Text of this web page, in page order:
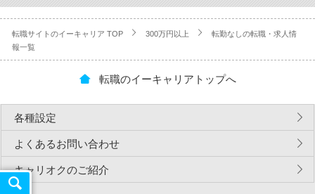
転職サイトのイーキャリア TOP 300万円以上
転勤なしの転職・求人情
報一覧
転職のイーキャリアトップへ
各種設定
よくあるお問い合わせ
キャリオクのご紹介